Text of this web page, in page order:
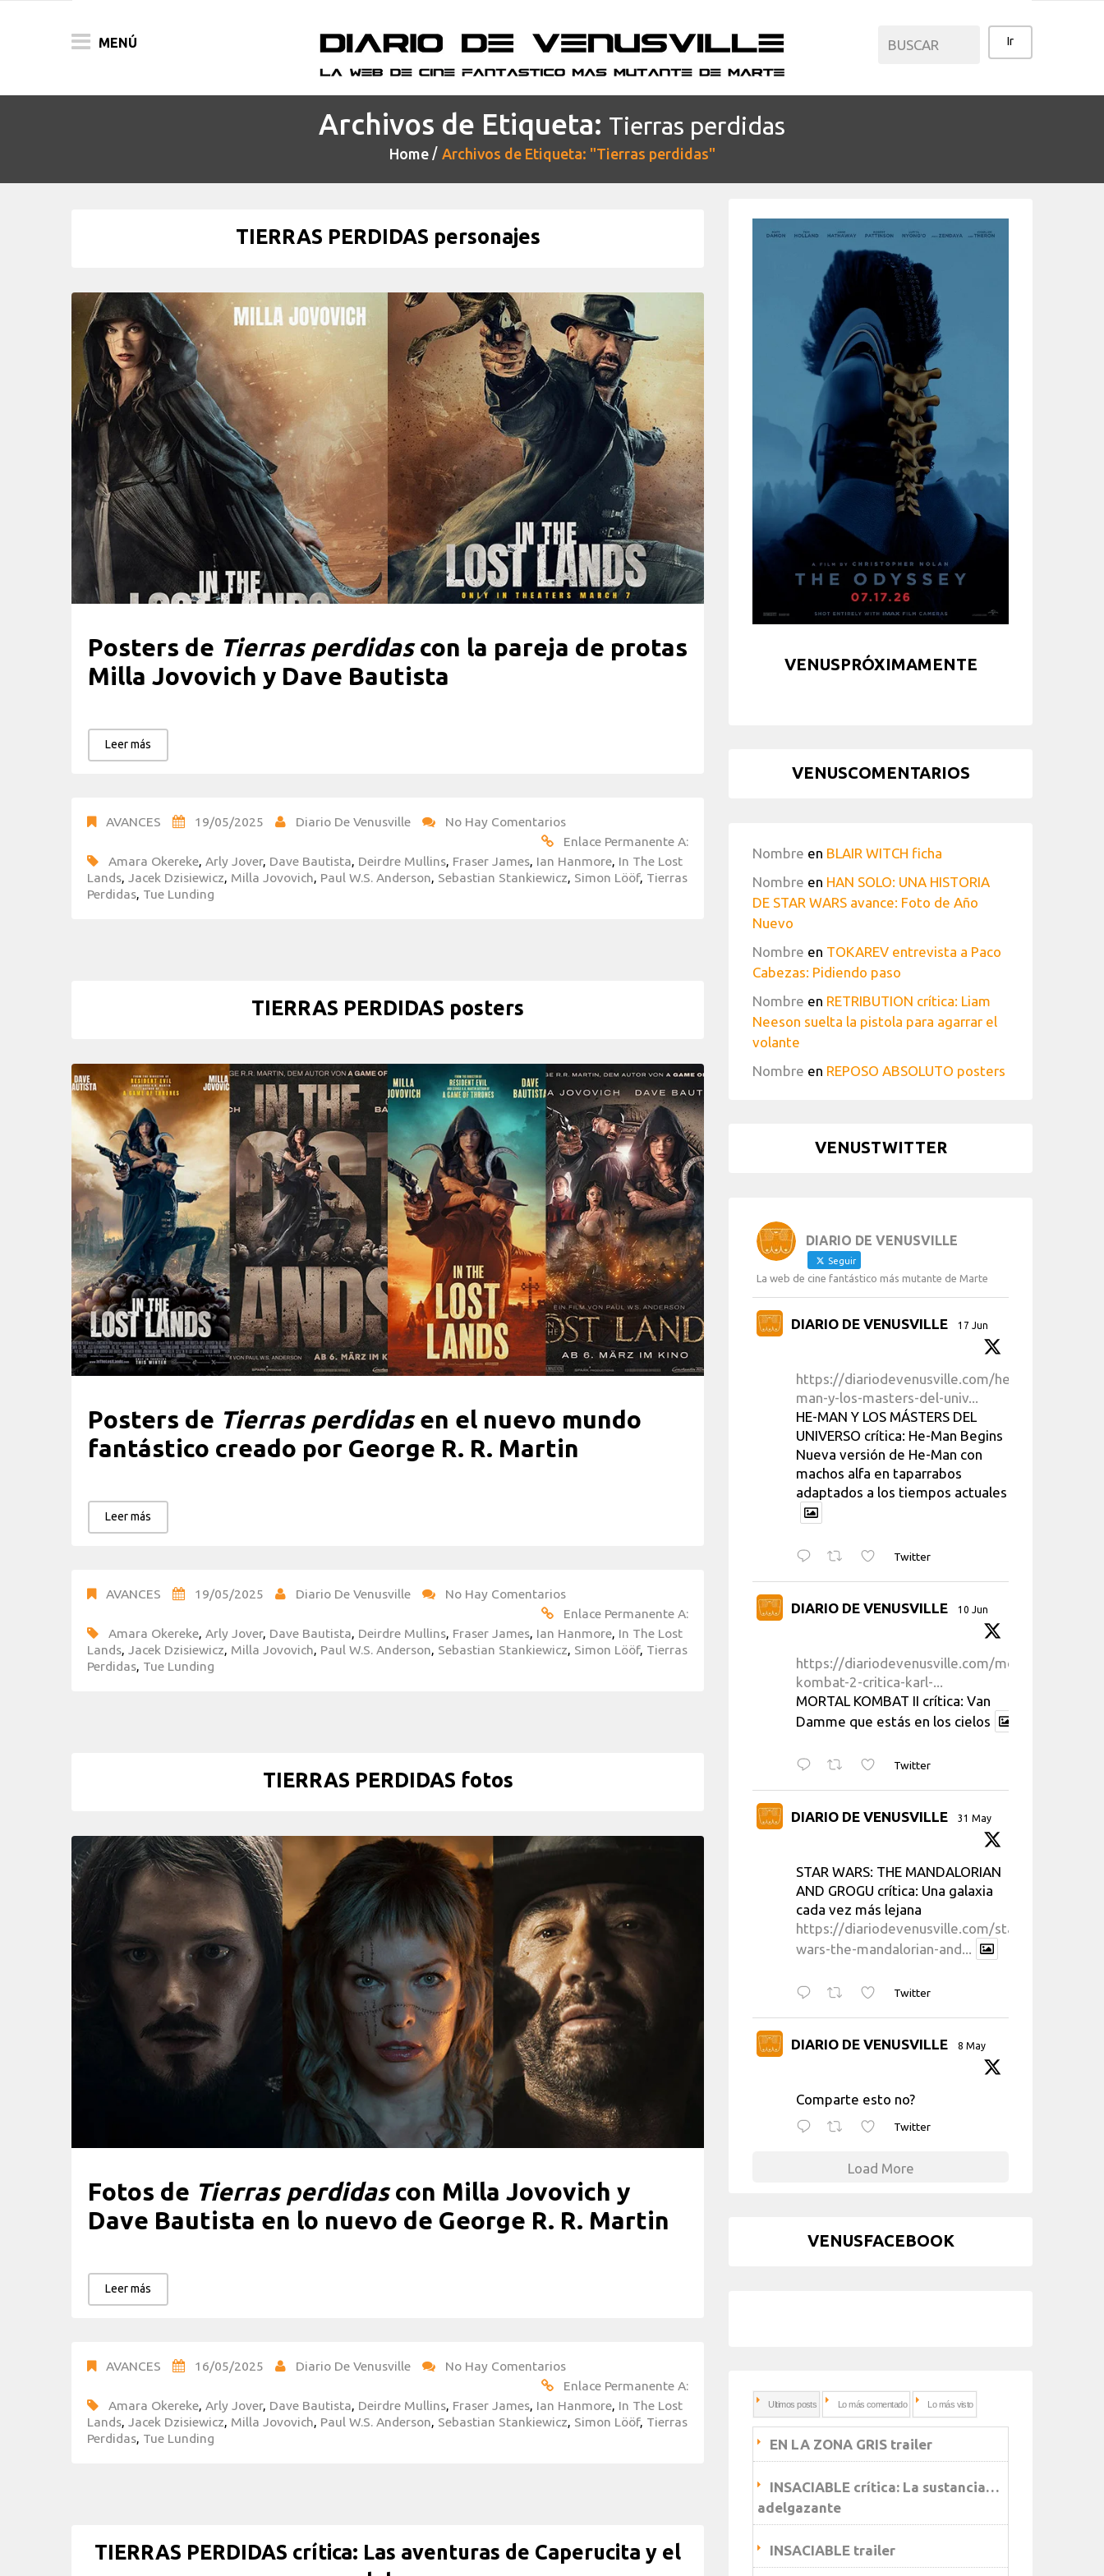
MENÚ
Archivos de Etiqueta: Tierras perdidas
Home Archivos de Etiqueta: "Tierras perdidas"
TIERRAS PERDIDAS personajes
Posters de Tierras perdidascon la pareja de protas
Milla Jovovich y Dave Bautista
Leer más
AVANCES 19/05/2025 Diario De Venusville
No Hay Comentarios
Enlace Permanente A:
Amara Okereke, Arly Jover, Dave Bautista, Deirdre Mullins, Fraser James, Ian Hanmore, In The Lost
Lands, Jacek Dzisiewicz, Milla Jovovich, Paul W.S. Anderson, Sebastian Stankiewicz, Simon Lööf, Tierras
Perdidas, Tue Lunding
TIERRAS PERDIDAS posters
Posters de Tierras perdidasen el nuevo mundo
fantástico creado por George R. R. Martin
Leer más
AVANCES 19/05/2025 Diario De Venusville
No Hay Comentarios
Enlace Permanente A:
Amara Okereke, Arly Jover, Dave Bautista, Deirdre Mullins, Fraser James, Ian Hanmore, In The Lost
Lands, Jacek Dzisiewicz, Milla Jovovich, Paul W.S. Anderson, Sebastian Stankiewicz, Simon Lööf, Tierras
Perdidas, Tue Lunding
TIERRAS PERDIDAS fotos
Fotos de Tierras perdidascon Milla Jovovich y
Dave Bautista en lo nuevo de George R. R. Martin
Leer más
AVANCES 16/05/2025 Diario De Venusville
No Hay Comentarios
Enlace Permanente A:
Amara Okereke Arly Jover, Dave Bautista Deirdre Mullins Fraser James Ian Hanmore In The Lost
Lands
Jacek Dzisiewicz Milla Jovovich Paul W.S. Anderson Sebastian Stankiewicz Simon Lööf, Tierras
Perdidas Tue Lunding
TIERRAS PERDIDAS crítica: Las aventuras de Caperucita y el
VENUSPRÓXIMAMENTE
VENUSCOMENTARIOS
Nombre en BLAIR WITCH ficha
Nombre en HAN SOLO: UNA HISTORIA
DE STAR WARS avance: Foto de Año
Nuevo
Nombre en TOKAREV entrevista a Paco
Cabezas: Pidiendo paso
Nombre en RETRIBUTION crítica: Liam
Neeson suelta la pistola para agarrar el
volante
Nombre en REPOSO ABSOLUTO posters
VENUSTWITTER
DIARIO DE VENUSVILLE
Seguir
La web de cine fantástico más mutante de Marte
DIARIO DE VENUSVILLE 17 Jun
https://diariodevenusville.com/he-
man-y-los-masters-del-univ...
HE-MAN Y LOS MÁSTERS DEL
UNIVERSO crítica: He-Man Begins
Nueva versión de He-Man con
machos alfa en taparrabos
adaptados a los tiempos actuales
Twitter
DIARIO DE VENUSVILLE 10 Jun
https://diariodevenusville.com/mortal-
kombat-2-critica-karl-...
MORTAL KOMBAT II crítica: Van
Damme que estás en los cielos
Twitter
DIARIO DE VENUSVILLE 31 May
STAR WARS: THE MANDALORIAN
AND GROGU crítica: Una galaxia
cada vez más lejana
https://diariodevenusville.com/star-
wars-the-mandalorian-and...
Twitter
DIARIO DE VENUSVILLE 8 May
Comparte esto no?
Twitter
Load More
VENUSFACEBOOK
Ultimos posts Lo más comentado Lo más visto
EN LA ZONA GRIS trailer
INSACIABLE crítica: La sustancia…
adelgazante
INSACIABLE trailer